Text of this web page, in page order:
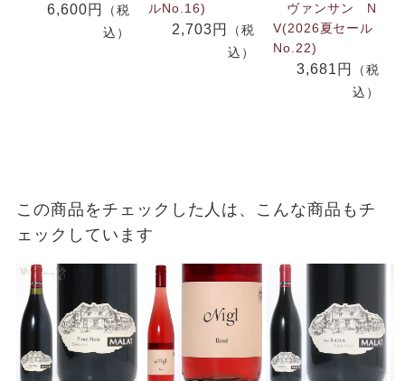
6,600円
（税
込）
ルNo.16)
2,703円
（税
込）
ヴァンサン N
V(2026夏セール
No.22)
3,681円
（税
込）
この商品をチェックした人は、こんな商品もチ
ェックしています